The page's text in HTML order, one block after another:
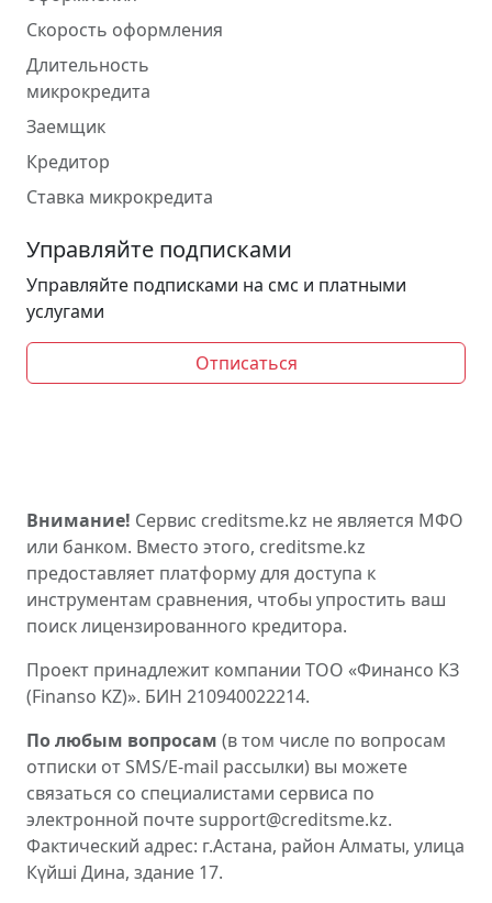
Скорость оформления
Длительность
микрокредита
Заемщик
Кредитор
Ставка микрокредита
Управляйте подписками
Управляйте подписками на смс и платными
услугами
Отписаться
Внимание! Сервис creditsme.kz не является МФО
или банком. Вместо этого, creditsme.kz
предоставляет платформу для доступа к
инструментам сравнения, чтобы упростить ваш
поиск лицензированного кредитора.
Проект принадлежит компании ТОО «Финансо КЗ
(Finanso KZ)». БИН 210940022214.
По любым вопросам (в том числе по вопросам
отписки от SMS/E-mail рассылки) вы можете
связаться со специалистами сервиса по
электронной почте support@creditsme.kz.
Фактический адрес: г.Астана, район Алматы, улица
Күйші Дина, здание 17.